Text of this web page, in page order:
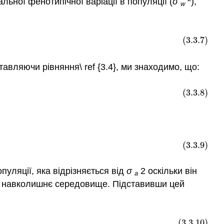
w
(3.3.7)
рівняння\ ref {3.4}, ми знаходимо, що:
(3.3.8)
(3.3.9)
яка відрізняється від σ a 2 оскільки він
навколишнє середовище. Підставивши цей